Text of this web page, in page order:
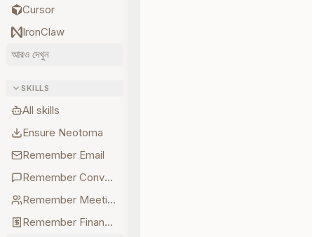
Cursor
IronClaw
আরও দেখুন
SKILLS
All skills
Ensure Neotoma
Remember Email
Remember Conversations
Remember Meetings
Remember Finances